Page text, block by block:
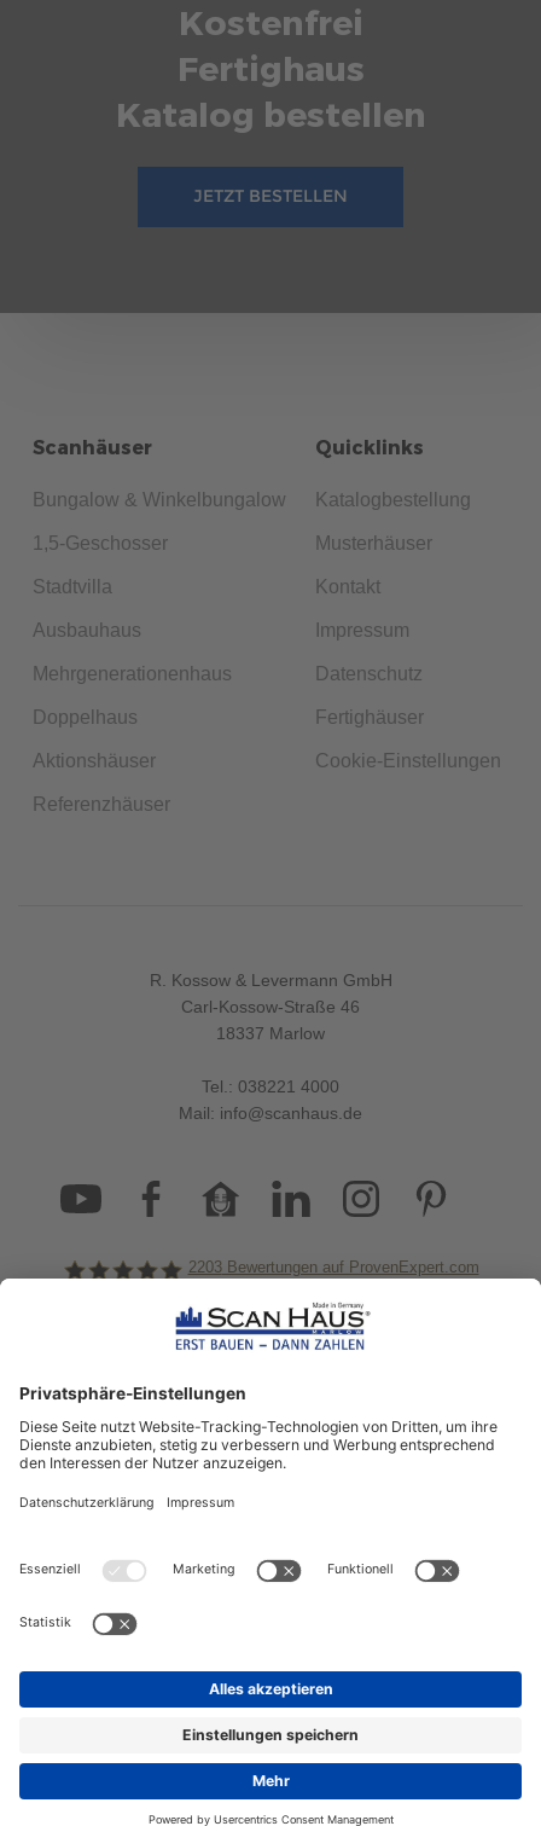
Kostenfrei
Fertighaus
Katalog bestellen
JETZT BESTELLEN
Scanhäuser
Bungalow & Winkelbungalow
1,5-Geschosser
Stadtvilla
Ausbauhaus
Mehrgenerationenhaus
Doppelhaus
Aktionshäuser
Referenzhäuser
Quicklinks
Katalogbestellung
Musterhäuser
Kontakt
Impressum
Datenschutz
Fertighäuser
Cookie-Einstellungen
R. Kossow & Levermann GmbH
Carl-Kossow-Straße 46
18337 Marlow
Tel.: 038221 4000
Mail: info@scanhaus.de
ScanHaus Marlow
2203Bewertungen auf ProvenExpert.com
informiert!
Aktuelle News rund um ScanHaus &
das Thema Hausbau
Sofort informiert über neue Artikel
ZUM NEWSLETTER ANMELDEN